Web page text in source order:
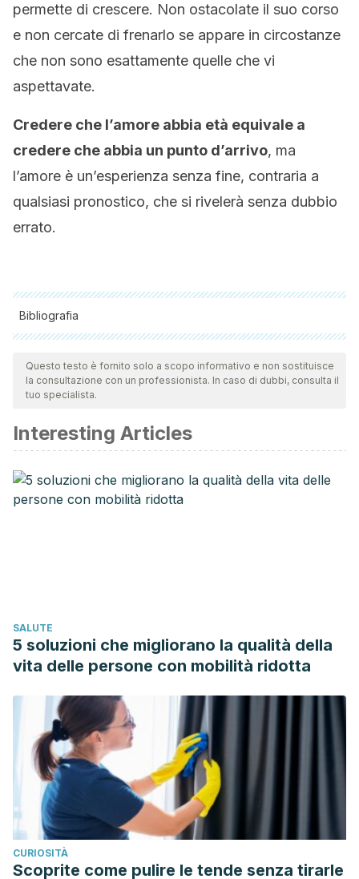
permette di crescere. Non ostacolate il suo corso
e non cercate di frenarlo se appare in circostanze
che non sono esattamente quelle che vi
aspettavate.
Credere che l’amore abbia età equivale a
credere che abbia un punto d’arrivo, ma
l’amore è un’esperienza senza fine, contraria a
qualsiasi pronostico, che si rivelerà senza dubbio
errato.
Bibliografia
Tutte le fonti citate sono state esaminate a fondo dal nostro
team per garantirne la qualità, l'affidabilità, l'attualità e la
validità. La bibliografia di questo articolo è stata considerata
Guzmán, Mónica., Contreras, Paula. (2012). Estilos de
Apego en Relaciones de Pareja y su Asociación con la
Satisfacción Marital. https://scielo.conicyt.cl/scielo.php?
script=sci_arttext&pid=S0718-22282012000100005
Questo testo è fornito solo a scopo informativo e non sostituisce
la consultazione con un professionista. In caso di dubbi, consulta il
tuo specialista.
Interesting Articles
SALUTE
5 soluzioni che migliorano la qualità della
vita delle persone con mobilità ridotta
CURIOSITÀ
Scoprite come pulire le tende senza tirarle